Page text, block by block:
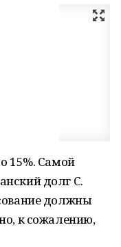
15%. Самой
долг С.
должны
к сожалению,